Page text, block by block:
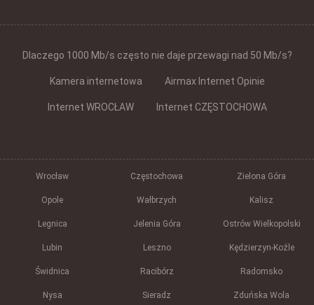
Dlaczego 1000 Mb/s często nie daje przewagi nad 50 Mb/s?
Kamera internetowa Airmax Internet Opinie
Internet WROCŁAW Internet CZĘSTOCHOWA
Wrocław Częstochowa Zielona Góra
Opole Wałbrzych Kalisz
Legnica Jelenia Góra Ostrów Wielkopolski
Lubin Leszno Kędzierzyn-Koźle
Świdnica Racibórz Radomsko
Nysa Sieradz Zduńska Wola